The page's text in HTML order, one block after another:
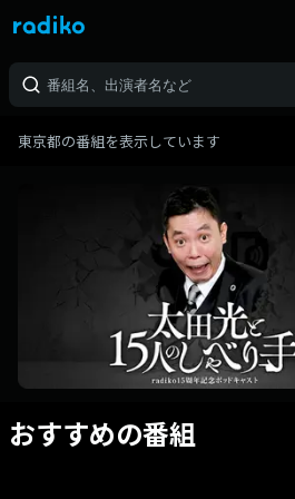
東京都の番組を表示しています
おすすめの番組